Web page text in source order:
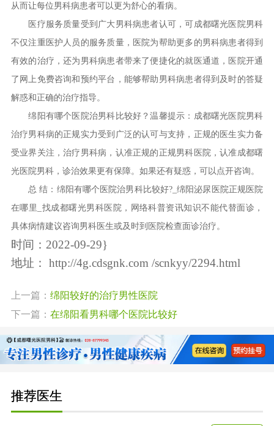
从而让每位男科病患者可以更为舒心的看病。
医疗服务质量受到广大男科病患者认可，可成都曙光医院男科
不仅注重医护人员的服务质量，医院为帮助更多的男科病患者得到
有效的治疗，还为男科病患者带来了便捷化的就医通道，医院开通
了网上免费咨询和预约平台，能够帮助男科病患者得到及时的答疑
解惑和正确的治疗指导。
绵阳有哪个医院治男科比较好？温馨提示：成都曙光医院男科
治疗男科病的正规实力受到广泛的认可与支持，正规的医生实力备
受业界关注，治疗男科病，认准正规的正规男科医院，认准成都曙
光医院男科，诊治效果更有保障。如果还有疑惑，可以点开咨询。
总 结：绵阳有哪个医院治男科比较好?_绵阳泌尿医院正规医院
在哪里_找成都曙光男科医院，网络科普资讯知识不能代替面诊，
具体病情建议咨询男科医生或及时到医院检查面诊治疗。
时间：2022-09-29}
地址：
http://4g.cdsgnk.com /scnkyy/2294.html
上一篇： 绵阳较好的治疗男性医院
下一篇： 在绵阳看男科哪个医院比较好
推荐医生